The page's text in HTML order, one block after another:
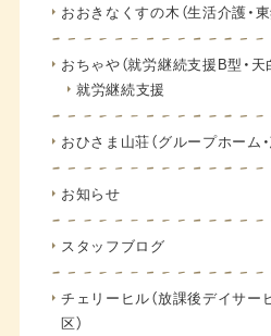
おおきなくすの木（生活介護・東
おちゃや（就労継続支援B型・天
就労継続支援
おひさま山荘（グループホーム・
お知らせ
スタッフブログ
チェリーヒル（放課後デイサー
区）